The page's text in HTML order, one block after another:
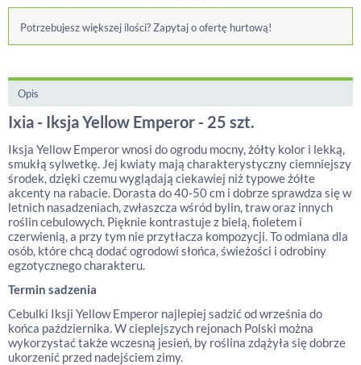
Potrzebujesz większej ilości? Zapytaj o ofertę hurtową!
Opis
Ixia - Iksja Yellow Emperor - 25 szt.
Iksja Yellow Emperor wnosi do ogrodu mocny, żółty kolor i lekką,
smukłą sylwetkę. Jej kwiaty mają charakterystyczny ciemniejszy
środek, dzięki czemu wyglądają ciekawiej niż typowe żółte
akcenty na rabacie. Dorasta do 40-50 cm i dobrze sprawdza się w
letnich nasadzeniach, zwłaszcza wśród bylin, traw oraz innych
roślin cebulowych. Pięknie kontrastuje z bielą, fioletem i
czerwienią, a przy tym nie przytłacza kompozycji. To odmiana dla
osób, które chcą dodać ogrodowi słońca, świeżości i odrobiny
egzotycznego charakteru.
Termin sadzenia
Cebulki Iksji Yellow Emperor najlepiej sadzić od września do
końca października. W cieplejszych rejonach Polski można
wykorzystać także wczesną jesień, by roślina zdążyła się dobrze
ukorzenić przed nadejściem zimy.